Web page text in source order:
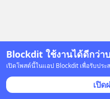
Blockdit ใช้งานได้ดีกว่า
เปิดโพสต์นี้ในแอป Blockdit เพื่อรับปร
เปิด